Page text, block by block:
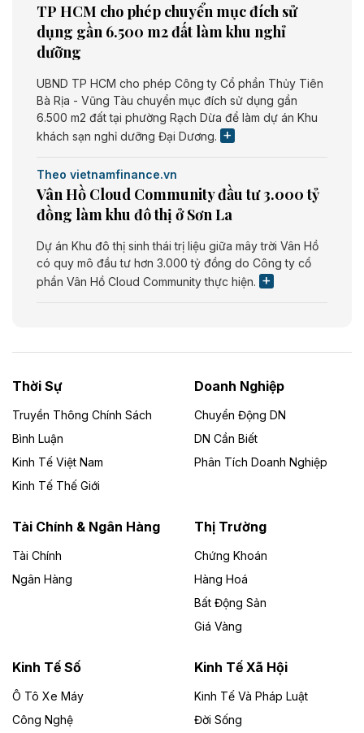
TP HCM cho phép chuyển mục đích sử
dụng gần 6.500 m2 đất làm khu nghỉ
dưỡng
UBND TP HCM cho phép Công ty Cổ phần Thủy Tiên
Bà Rịa - Vũng Tàu chuyển mục đích sử dụng gần
6.500 m2 đất tại phường Rạch Dừa để làm dự án Khu
khách sạn nghỉ dưỡng Đại Dương.
Theo vietnamfinance.vn
Vân Hồ Cloud Community đầu tư 3.000 tỷ
đồng làm khu đô thị ở Sơn La
Dự án Khu đô thị sinh thái trị liệu giữa mây trời Vân Hồ
có quy mô đầu tư hơn 3.000 tỷ đồng do Công ty cổ
phần Vân Hồ Cloud Community thực hiện.
Dự án Nhà máy xử lý rác và phát điện Bắc Giang do
Công ty TNHH Năng lượng môi trường Bắc Giang làm
Theo vietnamfinance.vn
Đức Long Gia Lai mở rộng ‘hệ sinh thái’
Lai
Bốn doanh nghiệp có sự góp vốn của Công ty Cổ
phần Tập đoàn Đức Long Gia Lai (HoSE: DLG) được
Gia Lai với tổng vốn hơn 4.750 tỷ đồng.
Đồng Nai cho thuê gần 59 ha đất làm khu
công nghiệp ở Long Thành
UBND TP Đồng Nai cho Công ty Amata thuê gần 59 ha
Thời Sự
Truyền Thông Chính Sách
Bình Luận
Kinh Tế Việt Nam
Kinh Tế Thế Giới
Doanh Nghiệp
Chuyển Động DN
DN Cần Biết
Phân Tích Doanh Nghiệp
Tài Chính & Ngân Hàng
Tài Chính
Ngân Hàng
Thị Trường
Chứng Khoán
Hàng Hoá
Bất Động Sản
Giá Vàng
Kinh Tế Số
Ô Tô Xe Máy
Công Nghệ
Kinh Tế Xã Hội
Kinh Tế Và Pháp Luật
Đời Sống